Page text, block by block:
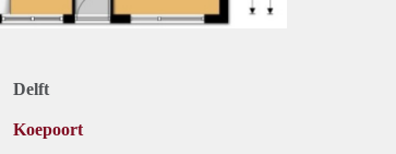
Delft
Koepoort